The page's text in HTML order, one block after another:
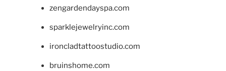
zengardendayspa.com
sparklejewelryinc.com
ironcladtattoostudio.com
bruinshome.com